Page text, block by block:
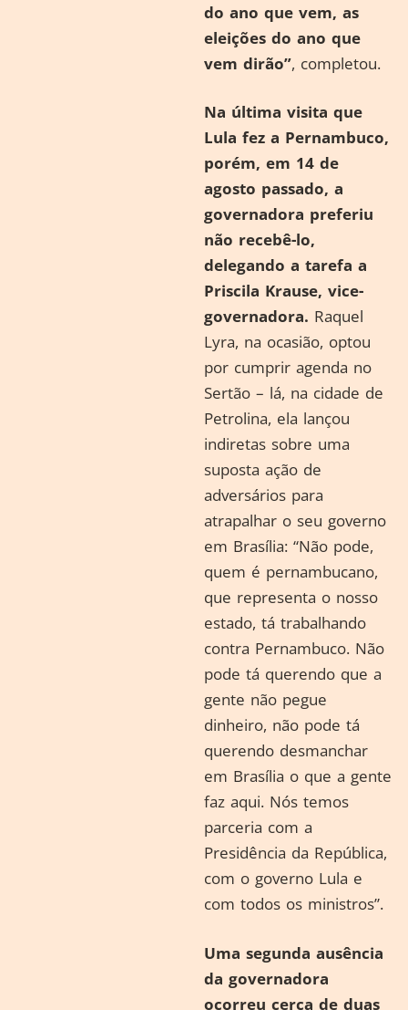
do ano que vem, as
eleições do ano que
vem dirão”, completou.
Na última visita que
Lula fez a Pernambuco,
porém, em 14 de
agosto passado, a
governadora preferiu
não recebê-lo,
delegando a tarefa a
Priscila Krause, vice-
governadora. Raquel
Lyra, na ocasião, optou
por cumprir agenda no
Sertão – lá, na cidade de
Petrolina, ela lançou
indiretas sobre uma
suposta ação de
adversários para
atrapalhar o seu governo
em Brasília: “Não pode,
quem é pernambucano,
que representa o nosso
estado, tá trabalhando
contra Pernambuco. Não
pode tá querendo que a
gente não pegue
dinheiro, não pode tá
querendo desmanchar
em Brasília o que a gente
faz aqui. Nós temos
parceria com a
Presidência da República,
com o governo Lula e
com todos os ministros”.
Uma segunda ausência
da governadora
ocorreu cerca de duas